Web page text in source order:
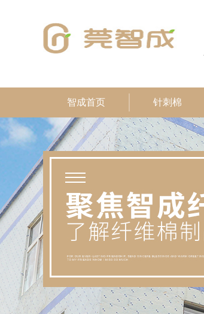
智成首页 针刺棉